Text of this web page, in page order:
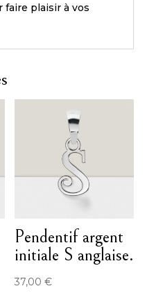
faire plaisir à vos
Pendentif argent
initiale S anglaise.
37,00€